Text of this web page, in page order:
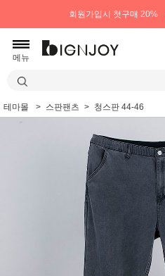
회원가입시 첫구매 20%
메뉴
테마몰 스판팬츠 청스판 44-46